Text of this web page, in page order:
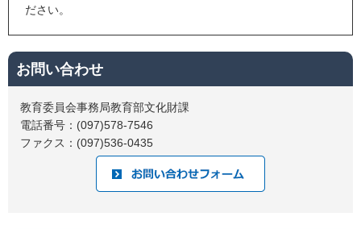
ださい。
お問い合わせ
教育委員会事務局教育部文化財課
電話番号：(097)578-7546
ファクス：(097)536-0435